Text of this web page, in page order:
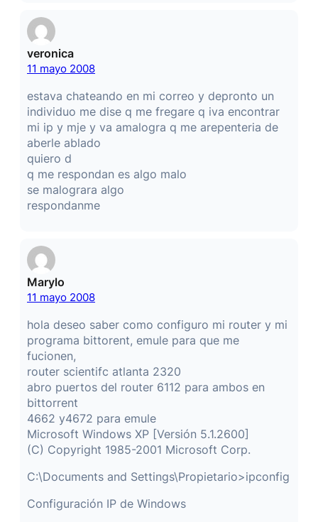
veronica
11 mayo 2008
estava chateando en mi correo y depronto un
individuo me dise q me fregare q iva encontrar
mi ip y mje y va amalogra q me arepenteria de
aberle ablado
quiero d
q me respondan es algo malo
se malograra algo
respondanme
Marylo
11 mayo 2008
hola deseo saber como configuro mi router y mi
programa bittorent, emule para que me
fucionen,
router scientifc atlanta 2320
abro puertos del router 6112 para ambos en
bittorrent
4662 y4672 para emule
Microsoft Windows XP [Versión 5.1.2600]
(C) Copyright 1985-2001 Microsoft Corp.
C:\Documents and Settings\Propietario>ipconfig
Configuración IP de Windows